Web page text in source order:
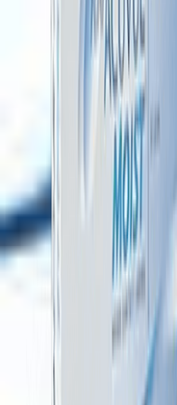
sayesinde protein
kullanım süresi
yaşamanıza olanak tanır.
3. Net ve Keskin
Göz kusurlarının
sağlayan optik
fark etmeksizin keskin,
edersiniz. Bulanıklık ve
görüş sunar.
Contact Day 30
Kullanırken
Gerekenler
Aylık şeffaf lens
performansını en üst
korumak için bazı temel
dikkat etmeniz